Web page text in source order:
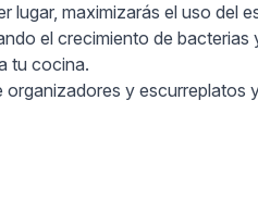
maximizarás el uso del
el crecimiento de
tu cocina.
y